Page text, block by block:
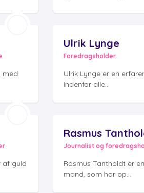
med
Ulrik Lynge
Foredragsholder
Ulrik Lynge er en
indenfor alle...
af guld
Rasmus
Journalist og
Rasmus Tantholdt er
mand, som har op...